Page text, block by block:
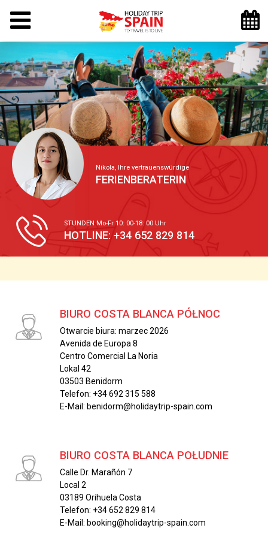
Nikola, Ihre vertrauenswürdige
FERIENBERATERIN
STUNDEN Mo-Fr 10: 00-18: 00 Uhr
HOTLINE: +34 652 829 814
BIURO COSTA BLANCA PÓŁNOC
Otwarcie biura: marzec 2026
Avenida de Europa 8
Centro Comercial La Noria
Lokal 42
03503 Benidorm
Telefon: +34 692 315 588
E-Mail: benidorm@holidaytrip-spain.com
BIURO COSTA BLANCA POŁUDNIE
Calle Dr. Marañón 7
Local 2
03189 Orihuela Costa
Telefon: +34 652 829 814
E-Mail: booking@holidaytrip-spain.com